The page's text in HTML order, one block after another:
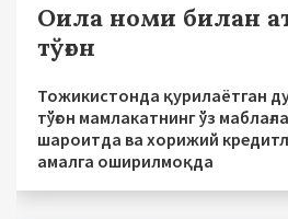
Оила номи билан
тўғон
Тожикистонда қурилаётган
тўғон мамлакатнинг ўз
шароитда ва хорижий
амалга оширилмоқда